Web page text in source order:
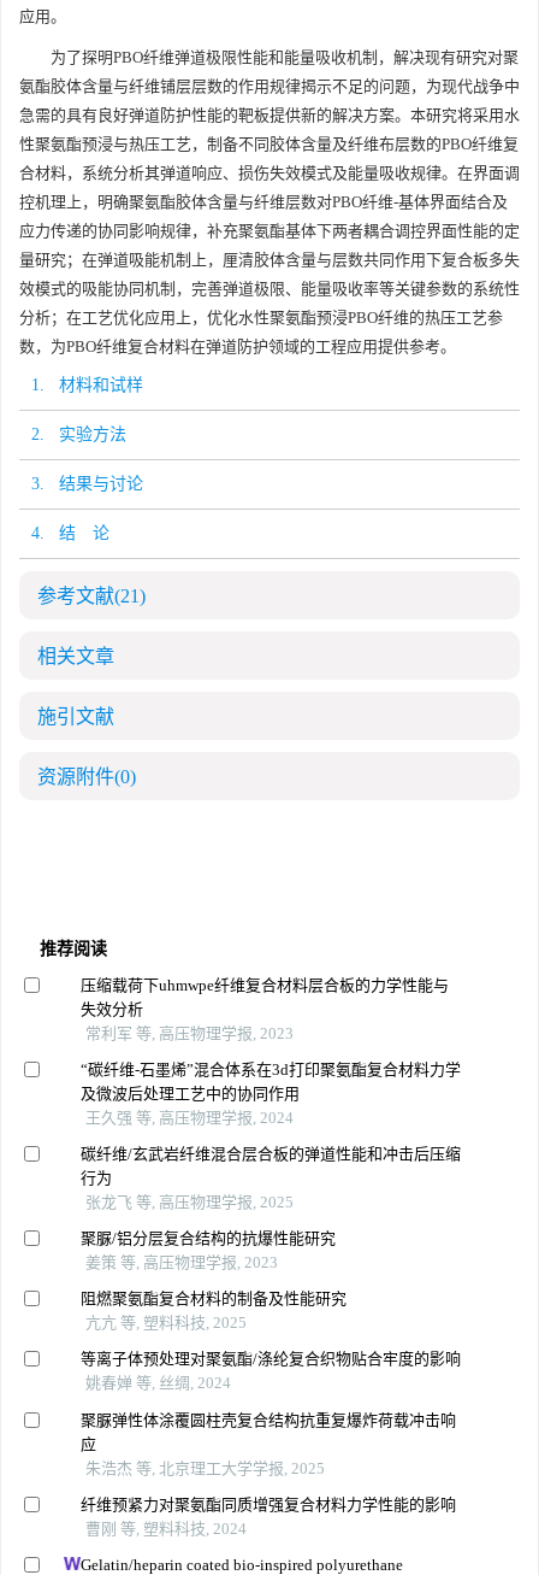
应用。
为了探明PBO纤维弹道极限性能和能量吸收机制，解决现有研究对聚
氨酯胶体含量与纤维铺层层数的作用规律揭示不足的问题，为现代战争中
急需的具有良好弹道防护性能的靶板提供新的解决方案。本研究将采用水
性聚氨酯预浸与热压工艺，制备不同胶体含量及纤维布层数的PBO纤维复
合材料，系统分析其弹道响应、损伤失效模式及能量吸收规律。在界面调
控机理上，明确聚氨酯胶体含量与纤维层数对PBO纤维-基体界面结合及
应力传递的协同影响规律，补充聚氨酯基体下两者耦合调控界面性能的定
量研究；在弹道吸能机制上，厘清胶体含量与层数共同作用下复合板多失
效模式的吸能协同机制，完善弹道极限、能量吸收率等关键参数的系统性
分析；在工艺优化应用上，优化水性聚氨酯预浸PBO纤维的热压工艺参
数，为PBO纤维复合材料在弹道防护领域的工程应用提供参考。
1. 材料和试样
2. 实验方法
3. 结果与讨论
4. 结 论
参考文献(21)
相关文章
施引文献
资源附件(0)
推荐阅读
压缩载荷下uhmwpe纤维复合材料层合板的力学性能与
失效分析
常利军 等, 高压物理学报, 2023
“碳纤维-石墨烯”混合体系在3d打印聚氨酯复合材料力学
及微波后处理工艺中的协同作用
王久强 等, 高压物理学报, 2024
碳纤维/玄武岩纤维混合层合板的弹道性能和冲击后压缩
行为
张龙飞 等, 高压物理学报, 2025
聚脲/铝分层复合结构的抗爆性能研究
姜策 等, 高压物理学报, 2023
阻燃聚氨酯复合材料的制备及性能研究
亢亢 等, 塑料科技, 2025
等离子体预处理对聚氨酯/涤纶复合织物贴合牢度的影响
姚春婵 等, 丝绸, 2024
聚脲弹性体涂覆圆柱壳复合结构抗重复爆炸荷载冲击响
应
朱浩杰 等, 北京理工大学学报, 2025
纤维预紧力对聚氨酯同质增强复合材料力学性能的影响
曹刚 等, 塑料科技, 2024
Gelatin/heparin coated bio-inspired polyurethane